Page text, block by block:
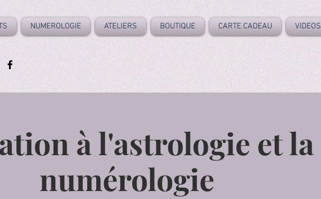
NUMEROLOGIE ATELIERS BOUTIQUE CARTE CADEAU VIDEOS
à l'astrologie et la
numérologie